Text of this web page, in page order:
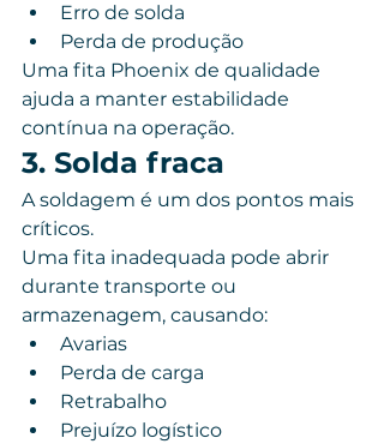
Erro de solda
Perda de produção
Uma fita Phoenix de qualidade
ajuda a manter estabilidade
contínua na operação.
3. Solda fraca
A soldagem é um dos pontos mais
críticos.
Uma fita inadequada pode abrir
durante transporte ou
armazenagem, causando:
Avarias
Perda de carga
Retrabalho
Prejuízo logístico